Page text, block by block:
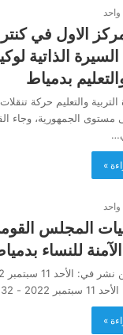
الاول في
السيرة الذاتية
والتعليم بدمياط
والتعليم حركة
»
المجلس
الآمنة للنساء
- 10:32…
»